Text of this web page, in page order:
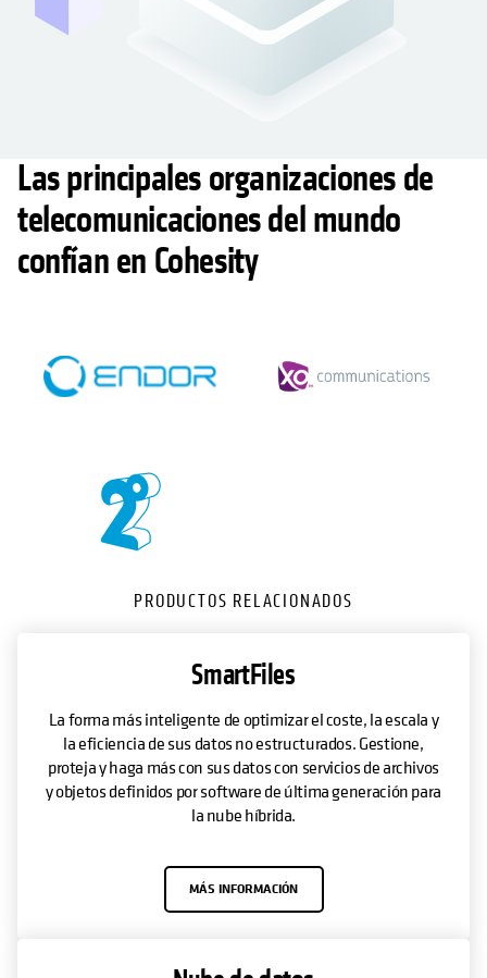
Las principales organizaciones de
telecomunicaciones del mundo
confían en Cohesity
PRODUCTOS RELACIONADOS
SmartFiles
La forma más inteligente de optimizar el coste, la escala y
la eficiencia de sus datos no estructurados. Gestione,
proteja y haga más con sus datos con servicios de archivos
y objetos definidos por software de última generación para
la nube híbrida.
MÁS INFORMACIÓN